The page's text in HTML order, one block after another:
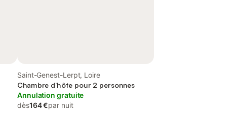
Saint-Genest-Lerpt, Loire
Chambre d’hôte pour 2 personnes
Annulation gratuite
dès164 €par nuit